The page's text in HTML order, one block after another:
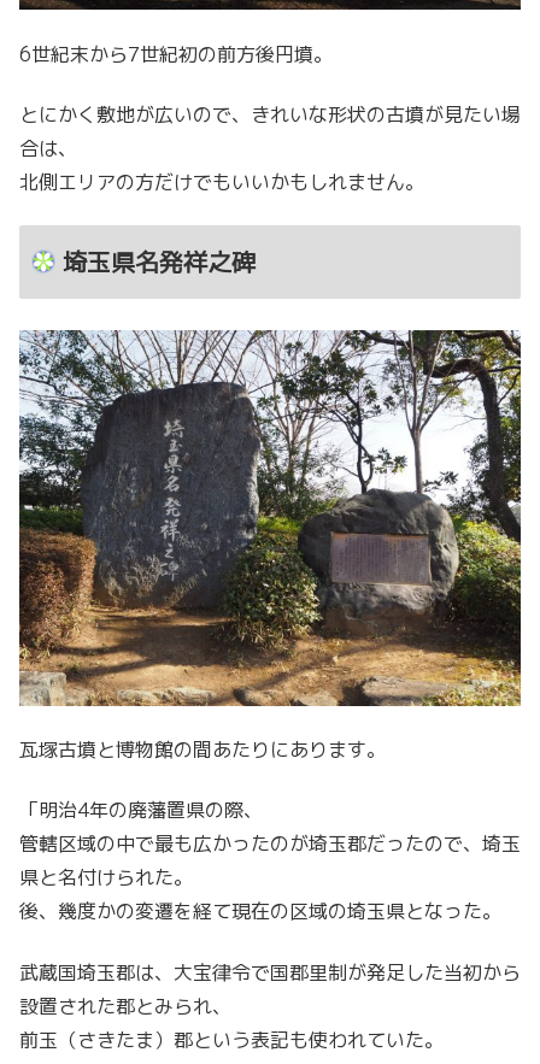
6世紀末から7世紀初の前方後円墳。
とにかく敷地が広いので、きれいな形状の古墳が見たい場
合は、
北側エリアの方だけでもいいかもしれません。
埼玉県名発祥之碑
瓦塚古墳と博物館の間あたりにあります。
「明治4年の廃藩置県の際、
管轄区域の中で最も広かったのが埼玉郡だったので、埼玉
県と名付けられた。
後、幾度かの変遷を経て現在の区域の埼玉県となった。
武蔵国埼玉郡は、大宝律令で国郡里制が発足した当初から
設置された郡とみられ、
前玉（さきたま）郡という表記も使われていた。